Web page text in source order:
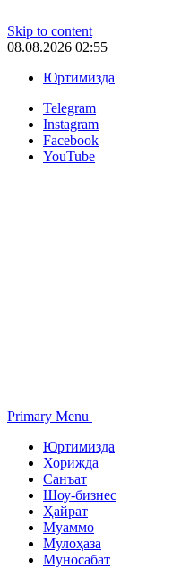
Skip to content
08.08.2026 02:55
Юртимизда
Telegram
Instagram
Facebook
YouTube
Primary Menu
Юртимизда
Хорижда
Санъат
Шоу-бизнес
Ҳайрат
Муаммо
Мулоҳаза
Муносабат